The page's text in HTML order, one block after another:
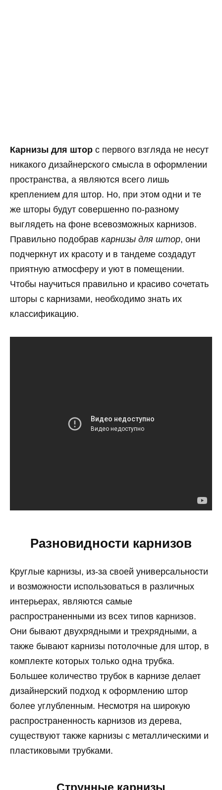
Карнизы для штор с первого взгляда не несут
никакого дизайнерского смысла в оформлении
пространства, а являются всего лишь
креплением для штор. Но, при этом одни и те
же шторы будут совершенно по-разному
выглядеть на фоне всевозможных карнизов.
Правильно подобрав карнизы для штор, они
подчеркнут их красоту и в тандеме создадут
приятную атмосферу и уют в помещении.
Чтобы научиться правильно и красиво сочетать
шторы с карнизами, необходимо знать их
классификацию.
Разновидности карнизов
Круглые карнизы, из-за своей универсальности
и возможности использоваться в различных
интерьерах, являются самые
распространенными из всех типов карнизов.
Они бывают двухрядными и трехрядными, а
также бывают карнизы потолочные для штор, в
комплекте которых только одна трубка.
Большее количество трубок в карнизе делает
дизайнерский подход к оформлению штор
более углубленным. Несмотря на широкую
распространенность карнизов из дерева,
существуют также карнизы с металлическими и
пластиковыми трубками.